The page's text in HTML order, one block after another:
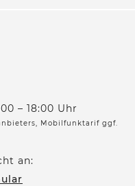
– 18:00 Uhr
Mobilfunktarif ggf.
an: